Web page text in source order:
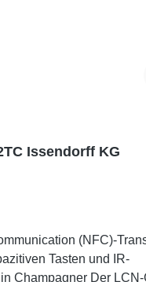
Issendorff KG
(NFC)-
Tasten und IR-
Champagner Der LCN-